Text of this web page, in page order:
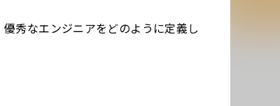
秀なエンジニアをどのように定義し